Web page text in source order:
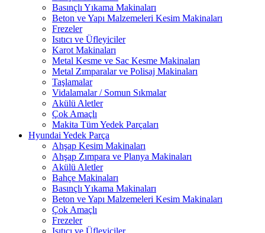
Basınçlı Yıkama Makinaları
Beton ve Yapı Malzemeleri Kesim Makinaları
Frezeler
Isıtıcı ve Üfleyiciler
Karot Makinaları
Metal Kesme ve Sac Kesme Makinaları
Metal Zımparalar ve Polisaj Makinaları
Taşlamalar
Vidalamalar / Somun Sıkmalar
Akülü Aletler
Çok Amaçlı
Makita Tüm Yedek Parçaları
Hyundai Yedek Parça
Ahşap Kesim Makinaları
Ahşap Zımpara ve Planya Makinaları
Akülü Aletler
Bahçe Makinaları
Basınçlı Yıkama Makinaları
Beton ve Yapı Malzemeleri Kesim Makinaları
Çok Amaçlı
Frezeler
Isıtıcı ve Üfleyiciler